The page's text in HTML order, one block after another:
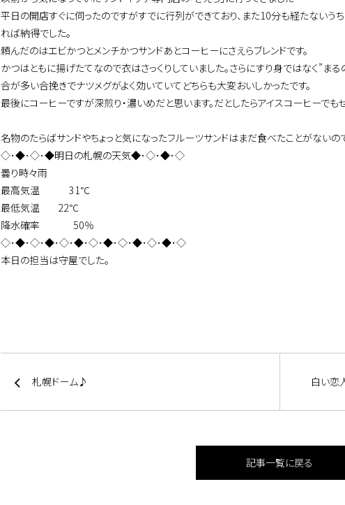
平日の開店すぐに伺ったのですがすでに行列ができており、また10分も経たないう
れば納得でした。
頼んだのはエビかつとメンチかつサンドあとコーヒーにさえらブレンドです。
かつはともに揚げたてなので衣はさっくりしていました。さらにすり身ではなく”ま
合が多い合挽きでナツメグがよく効いていてどちらも大変おいしかったです。
最後にコーヒーですが深煎り・濃いめだと思います。だとしたらアイスコーヒーでも
名物のたらばサンドやちょっと気になったフルーツサンドはまだ食べたことがないの
◇･◆･◇･◆明日の札幌の天気◆･◇･◆･◇
曇り時々雨
最高気温 31℃
最低気温 22℃
降水確率 50％
◇･◆･◇･◆･◇･◆･◇･◆･◇･◆･◇･◆･◇
本日の担当は守屋でした。
札幌ドーム♪ 白い恋
記事一覧に戻る